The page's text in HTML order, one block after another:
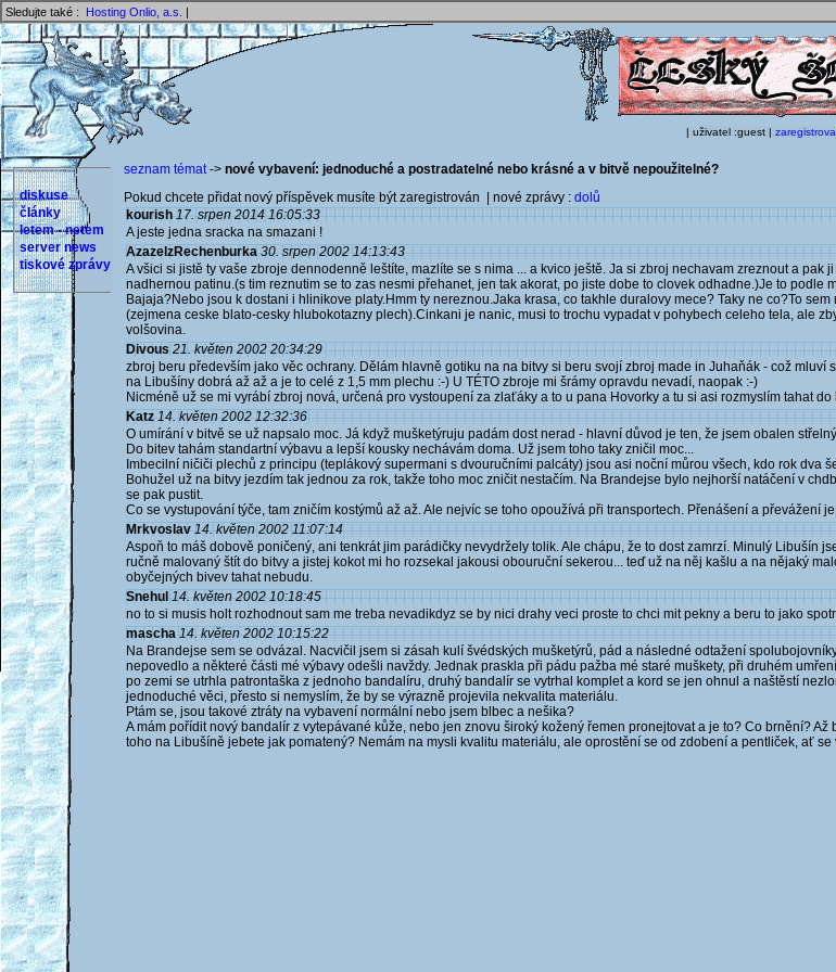
Sledujte také : Hosting Onlio, a.s. |
| uživatel :guest |
diskuse
články
letem - netem
server news
tiskové zprávy
seznam témat-> nové vybavení: jednoduché a postradatelné nebo krásné a v bitvě nepoužitelné?
Pokud chcete přidat nový příspěvek musíte být zaregistrován | nové zprávy : dolů
kourish 17. srpen 2014 16:05:33
A jeste jedna sracka na smazani !
AzazelzRechenburka 30. srpen 2002 14:13:43
A všici si jistě ty vaše zbroje dennodenně leštíte, mazlíte se s nima ... a kvico ještě. Ja si zbroj nechavam zreznout a pak
nadhernou patinu.(s tim reznutim se to zas nesmi přehanet, jen tak akorat, po jiste dobe to clovek odhadne.)Je to
Bajaja?Nebo jsou k dostani i hlinikove platy.Hmm ty nereznou.Jaka krasa, co takhle duralovy mece? Taky ne co?To
(zejmena ceske blato-cesky hlubokotazny plech).Cinkani je nanic, musi to trochu vypadat v pohybech celeho tela, ale
volšovina.
Divous 21. květen 2002 20:34:29
zbroj beru především jako věc ochrany. Dělám hlavně gotiku na na bitvy si beru svojí zbroj made in Juhaňák - což mluví
na Libušíny dobrá až až a je to celé z 1,5 mm plechu :-) U TÉTO zbroje mi šrámy opravdu nevadí, naopak :-)
Nicméně už se mi vyrábí zbroj nová, určená pro vystoupení za zlaťáky a to u pana Hovorky a tu si asi rozmyslím tahat do
Katz 14. květen 2002 12:32:36
O umírání v bitvě se už napsalo moc. Já když mušketýruju padám dost nerad - hlavní důvod je ten, že jsem obalen
Do bitev tahám standartní výbavu a lepší kousky nechávám doma. Už jsem toho taky zničil moc...
Imbecilní ničiči plechů z principu (teplákový supermani s dvouručními palcáty) jsou asi noční můrou všech, kdo rok dva
Bohužel už na bitvy jezdím tak jednou za rok, takže toho moc zničit nestačím. Na Brandejse bylo nejhorší natáčení v
se pak pustit.
Co se vystupování týče, tam zničím kostýmů až až. Ale nejvíc se toho opoužívá při transportech. Přenášení a převážení
Mrkvoslav 14. květen 2002 11:07:14
Aspoň to máš dobově poničený, ani tenkrát jim parádičky nevydržely tolik. Ale chápu, že to dost zamrzí. Minulý Libušín
ručně malovaný štít do bitvy a jistej kokot mi ho rozsekal jakousi obouruční sekerou... teď už na něj kašlu a na nějaký
obyčejných bivev tahat nebudu.
Snehul 14. květen 2002 10:18:45
no to si musis holt rozhodnout sam me treba nevadikdyz se by nici drahy veci proste to chci mit pekny a beru to jako
mascha 14. květen 2002 10:15:22
Na Brandejse sem se odvázal. Nacvičil jsem si zásah kulí švédských mušketýrů, pád a následné odtažení
nepovedlo a některé části mé výbavy odešli navždy. Jednak praskla při pádu pažba mé staré muškety, při druhém
po zemi se utrhla patrontaška z jednoho bandalíru, druhý bandalír se vytrhal komplet a kord se jen ohnul a naštěstí
jednoduché věci, přesto si nemyslím, že by se výrazně projevila nekvalita materiálu.
Ptám se, jsou takové ztráty na vybavení normální nebo jsem blbec a nešika?
A mám pořídit nový bandalír z vytepávané kůže, nebo jen znovu široký kožený řemen pronejtovat a je to? Co brnění?
toho na Libušíně jebete jak pomatený? Nemám na mysli kvalitu materiálu, ale oprostění se od zdobení a pentliček, ať